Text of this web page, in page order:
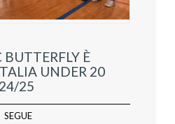
È
UNDER 20
25
SEGUE